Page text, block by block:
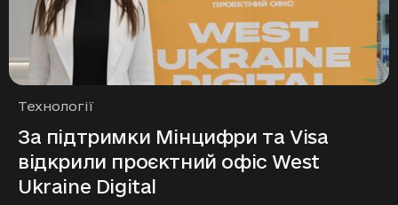
Рубрики
Технології
За підтримки Мінцифри та Visa
відкрили проєктний офіс West
Ukraine Digital